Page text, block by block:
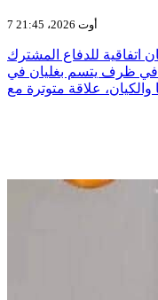
7 أوت 2026، 21:45
اتفاقية للدفاع المشترك
في ظرف يتسم بغليان في